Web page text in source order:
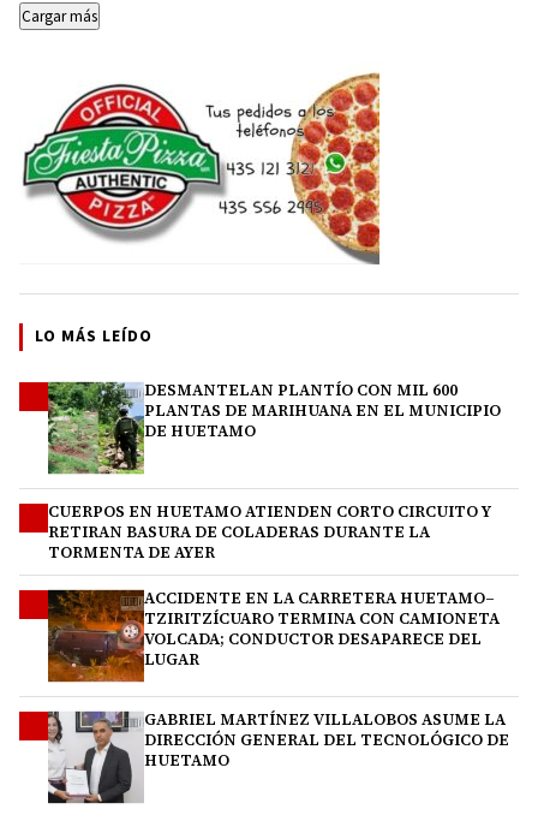
Cargar más
LO MÁS LEÍDO
DESMANTELAN PLANTÍO CON MIL 600
PLANTAS DE MARIHUANA EN EL MUNICIPIO
DE HUETAMO
CUERPOS EN HUETAMO ATIENDEN CORTO CIRCUITO Y
RETIRAN BASURA DE COLADERAS DURANTE LA
TORMENTA DE AYER
ACCIDENTE EN LA CARRETERA HUETAMO–
TZIRITZÍCUARO TERMINA CON CAMIONETA
VOLCADA; CONDUCTOR DESAPARECE DEL
LUGAR
GABRIEL MARTÍNEZ VILLALOBOS ASUME LA
DIRECCIÓN GENERAL DEL TECNOLÓGICO DE
HUETAMO